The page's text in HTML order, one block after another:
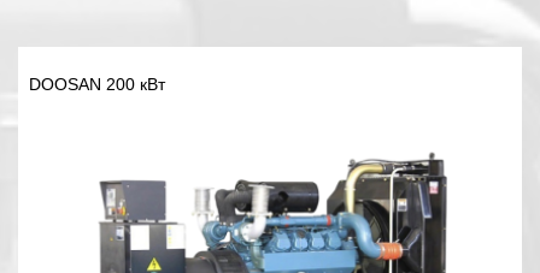
DOOSAN 200 кВт